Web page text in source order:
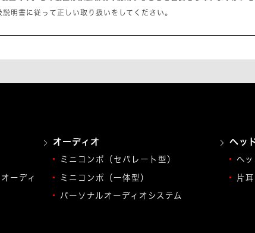
明書に従って正しい取り扱いをしてください。
ーディ
オーディオ
ミニコンポ（セパレート型）
ミニコンポ（一体型）
パーソナルオーディオシステム
ヘッ
ヘ
片